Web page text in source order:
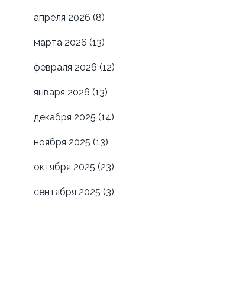
апреля 2026 (8)
марта 2026 (13)
февраля 2026 (12)
января 2026 (13)
декабря 2025 (14)
ноября 2025 (13)
октября 2025 (23)
сентября 2025 (3)